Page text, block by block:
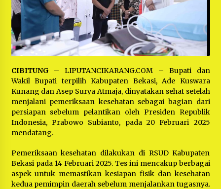
Support Camat Kedungwaringin Memberikan
Logistik Ke Posko Jurpala Kosmi
1 tahun ago
Ucapan Terimakasih Ketua Umum Jurpala
Indonesia dan KOSMI Indonesia Atas Respon
Cepat Polres Metro Bekasi dan Polsek Cikarang
Pengusiran Pendirian Posko
1 tahun ago
Kodim 0509 Kabupaten Bekasi Terima 20
Perahu Bantuan Dari Panglima TNI
1 tahun ago
1 tahun ago
CIBITUNG – LIPUTANCIKARANG.COM – Bupati dan
Wakil Bupati terpilih Kabupaten Bekasi, Ade Kuswara
Kunang dan Asep Surya Atmaja, dinyatakan sehat setelah
menjalani pemeriksaan kesehatan sebagai bagian dari
persiapan sebelum pelantikan oleh Presiden Republik
Indonesia, Prabowo Subianto, pada 20 Februari 2025
mendatang.
Pemeriksaan kesehatan dilakukan di RSUD Kabupaten
Bekasi pada 14 Februari 2025. Tes ini mencakup berbagai
aspek untuk memastikan kesiapan fisik dan kesehatan
kedua pemimpin daerah sebelum menjalankan tugasnya.